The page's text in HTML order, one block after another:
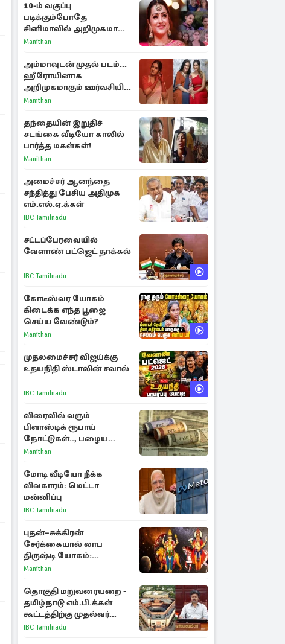
10-ம் வகுப்பு
படிக்கும்போதே
சினிமாவில் அறிமுகமான
த்ரிஷா! உண்மையை
காந்தி
Manithan
அம்மாவுடன் முதல் படம்...
ஹீரோயினாக
அறிமுகமாகும் ஊர்வசியின்
மகள் தேஜலட்சுமி!
Manithan
தந்தையின் இறுதிச்
சடங்கை வீடியோ காலில்
பார்த்த மகள்கள்!
Manithan
அமைச்சர் ஆனந்தை
சந்தித்து பேசிய அதிமுக
எம்.எல்.ஏ.க்கள்
IBC Tamilnadu
சட்டப்பேரவையில்
வேளாண் பட்ஜெட் தாக்கல்
IBC Tamilnadu
கோடீஸ்வர யோகம்
கிடைக்க எந்த பூஜை
செய்ய வேண்டும்?
Manithan
முதலமைச்சர் விஜய்க்கு
உதயநிதி ஸ்டாலின் சவால்
IBC Tamilnadu
விரைவில் வரும்
பிளாஸ்டிக் ரூபாய்
நோட்டுகள்.., பழைய
காகித நோட்டுகள்
Manithan
மோடி வீடியோ நீக்க
விவகாரம்: மெட்டா
மன்னிப்பு
IBC Tamilnadu
புதன்–சுக்கிரன்
சேர்க்கையால் லாப
திருஷ்டி யோகம்:
அதிர்ஷ்டம் பெறும் டாப் 3
Manithan
தொகுதி மறுவரையறை -
தமிழ்நாடு எம்.பி.க்கள்
கூட்டத்திற்கு முதல்வர்
விஜய் அழைப்பு
IBC Tamilnadu